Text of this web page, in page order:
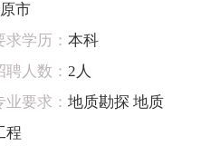
市
求学历： 本科
聘人数： 2人
业要求： 地质勘探 地质
程